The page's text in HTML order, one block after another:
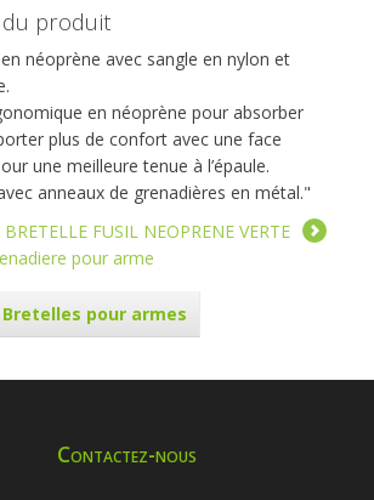
produit
néoprène avec sangle en nylon et
en néoprène pour absorber
plus de confort avec une face
une meilleure tenue à l’épaule.
anneaux de grenadières en métal."
FUSIL NEOPRENE VERTE
pour arme
pour armes
Contactez-nous